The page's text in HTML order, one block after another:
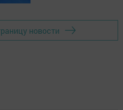
новости